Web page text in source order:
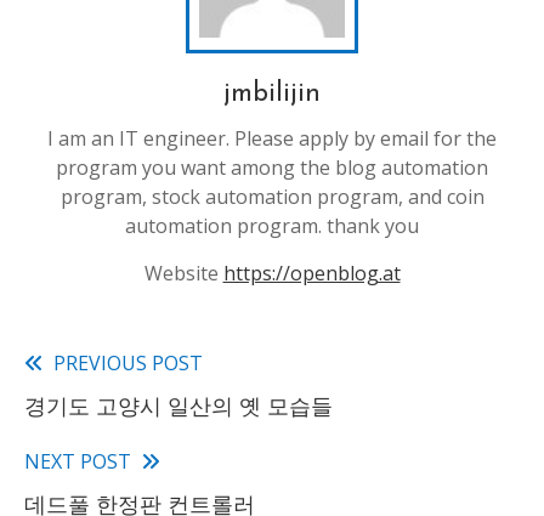
jmbilijin
I am an IT engineer. Please apply by email for the
program you want among the blog automation
program, stock automation program, and coin
automation program. thank you
Website https://openblog.at
Read
more
articles
PREVIOUS POST
경기도 고양시 일산의 옛 모습들
NEXT POST
데드풀 한정판 컨트롤러